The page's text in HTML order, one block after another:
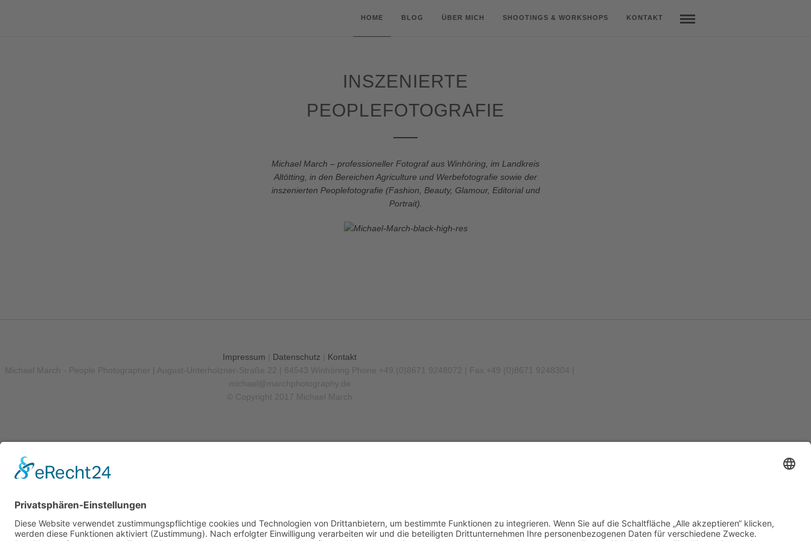
HOME BLOG ÜBER MICH SHOOTINGS & WORKSHOPS KONTAKT
INSZENIERTE
PEOPLEFOTOGRAFIE
Michael March – professioneller Fotograf aus Winhöring, im Landkreis
Altötting, in den Bereichen Agriculture und Werbefotografie sowie der
inszenierten Peoplefotografie (Fashion, Beauty, Glamour, Editorial und
Portrait).
Impressum Datenschutz
Kontakt
Michael March - People Photographer | August-Unterholzner-Straße 22 | 84543 Winhöring
Phone +49 (0)8671 9248072 | Fax +49 (0)8671 9248304 |
michael@marchphotography.de
© Copyright 2017 Michael March